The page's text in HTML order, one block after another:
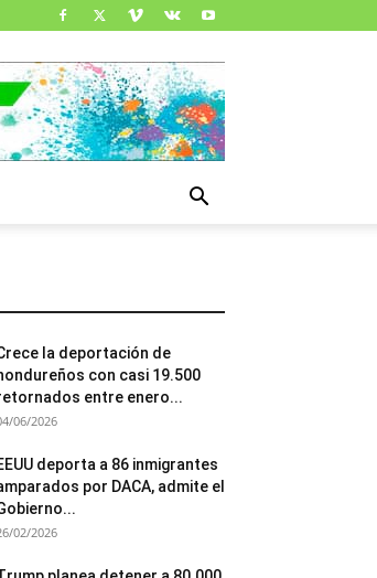
la deportación de
con casi 19.500
entre enero...
06/2026
deporta a 86 inmigrantes
por DACA, admite el
02/2026